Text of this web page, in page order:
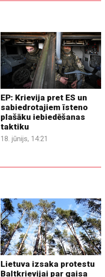
EP: Krievija pret ES un
sabiedrotajiem īsteno
plašāku iebiedēšanas
taktiku
18. jūnijs, 14:21
Lietuva izsaka protestu
Baltkrievijai par gaisa